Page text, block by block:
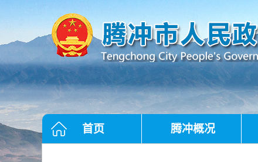
首页 腾冲概况